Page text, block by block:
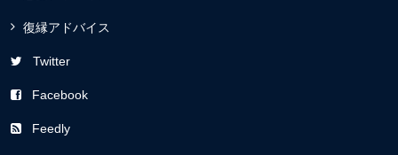
復縁アドバイス
Twitter
Facebook
Feedly